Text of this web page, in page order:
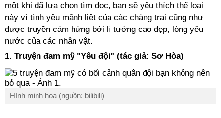
một khi đã lựa chọn tìm đọc, bạn sẽ yêu thích thể loại
này vì tình yêu mãnh liệt của các chàng trai cũng như
được truyền cảm hứng bởi lí tưởng cao đẹp, lòng yêu
nước của các nhân vật.
1. Truyện đam mỹ "Yêu đội" (tác giả: Sơ Hòa)
Hình minh họa (nguồn: bilibili)